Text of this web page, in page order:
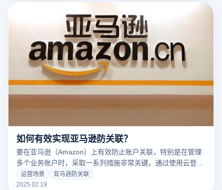
如何有效实现亚马逊防关联？
要在亚马逊（Amazon）上有效防止账户关联，特别是在管理
多个业务账户时，采取一系列措施非常关键。通过使用云登电
商浏览器，您可以利用其强大功能，确保每个账户的独立性，
从而避免被亚马逊平台检测到关联行为。以下是一些有效的亚
运营场景
亚马逊防关联
2025.02.19